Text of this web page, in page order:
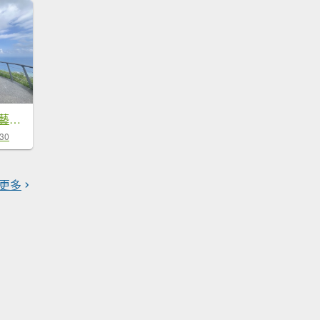
[黃金盛典．金瓜石藝術縱走-2/3] 2024_0928 茶壺山線
多